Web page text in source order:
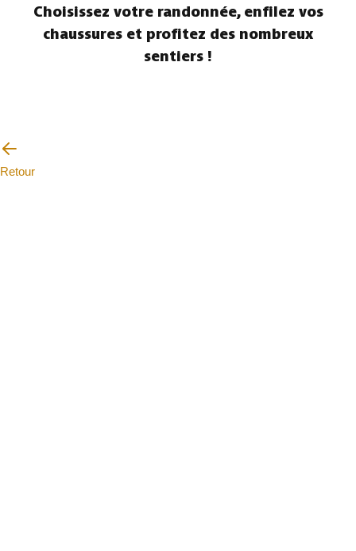
Choisissez votre randonnée, enfilez vos
chaussures et profitez des nombreux
sentiers !
Retour